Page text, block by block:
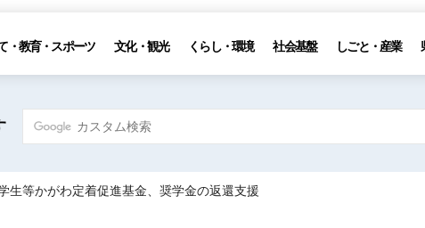
・教育・スポーツ 文化・観光 くらし・環境 社会基盤 しごと・産業
生等かがわ定着促進基金、奨学金の返還支援